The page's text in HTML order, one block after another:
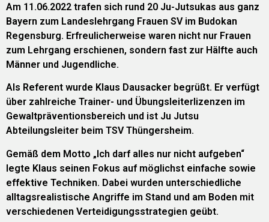
Am 11.06.2022 trafen sich rund 20 Ju-Jutsukas aus ganz
Bayern zum Landeslehrgang Frauen SV im Budokan
Regensburg. Erfreulicherweise waren nicht nur Frauen
zum Lehrgang erschienen, sondern fast zur Hälfte auch
Männer und Jugendliche.
Als Referent wurde Klaus Dausacker begrüßt. Er verfügt
über zahlreiche Trainer- und Übungsleiterlizenzen im
Gewaltpräventionsbereich und ist Ju Jutsu
Abteilungsleiter beim TSV Thüngersheim.
Gemäß dem Motto „Ich darf alles nur nicht aufgeben“
legte Klaus seinen Fokus auf möglichst einfache sowie
effektive Techniken. Dabei wurden unterschiedliche
alltagsrealistische Angriffe im Stand und am Boden mit
verschiedenen Verteidigungsstrategien geübt.